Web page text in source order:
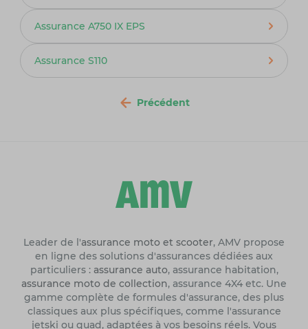
Assurance A750 IX EPS
Assurance S110
Précédent
Leader de l'assurance moto et scooter, AMV propose
en ligne des solutions d'assurances dédiées aux
particuliers : assurance auto, assurance habitation,
assurance moto de collection, assurance 4X4 etc. Une
gamme complète de formules d'assurance, des plus
classiques aux plus spécifiques, comme l'assurance
jetski ou quad, adaptées à vos besoins réels. Vous